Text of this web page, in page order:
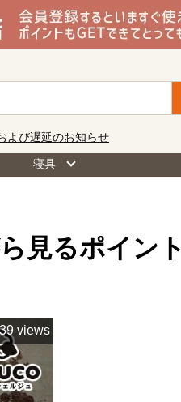
よび遅延のお知らせ
寝具
見るポイント
views